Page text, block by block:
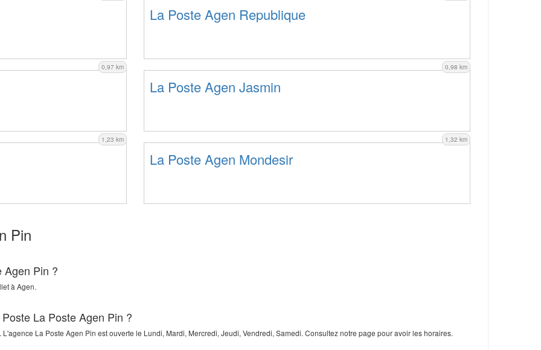
La Poste Agen Republique
0,97 km 0,98 km
La Poste Agen Jasmin
1,23 km 1,32 km
La Poste Agen Mondesir
Pin
Agen Pin ?
à Agen.
La Poste Agen Pin ?
La Poste Agen Pin est ouverte le Lundi, Mardi, Mercredi, Jeudi, Vendredi, Samedi. Consultez notre page pour avoir les horaires.